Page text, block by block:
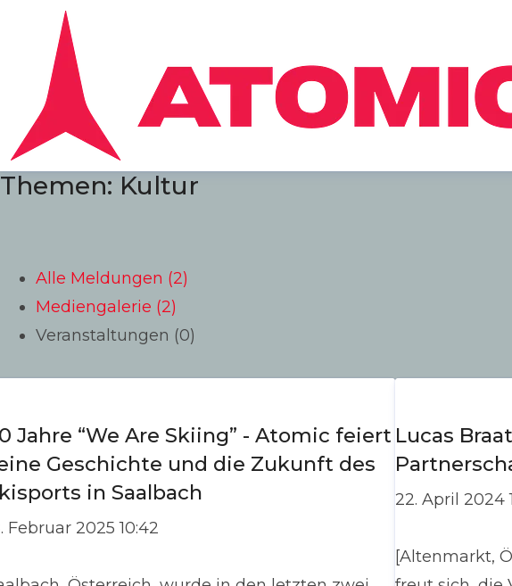
Themen: Kultur
Alle Meldungen (2)
Mediengalerie (2)
Veranstaltungen (0)
Jahre “We Are Skiing” - Atomic feiert
Geschichte und die Zukunft des
in Saalbach
Februar 2025 10:42
Lucas
22. April 2024
[Altenmarkt,